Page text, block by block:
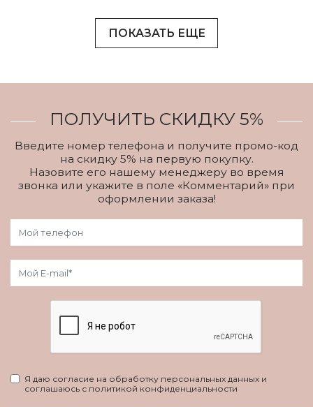
ПОКАЗАТЬ ЕЩЕ
ПОЛУЧИТЬ СКИДКУ 5%
Введите номер телефона и получите промо-код
на скидку 5% на первую покупку.
Назовите его нашему менеджеру во время
звонка или укажите в поле «Комментарий» при
оформлении заказа!
Я даю согласие на обработку персональных данных и
соглашаюсь с политикой конфиденциальности